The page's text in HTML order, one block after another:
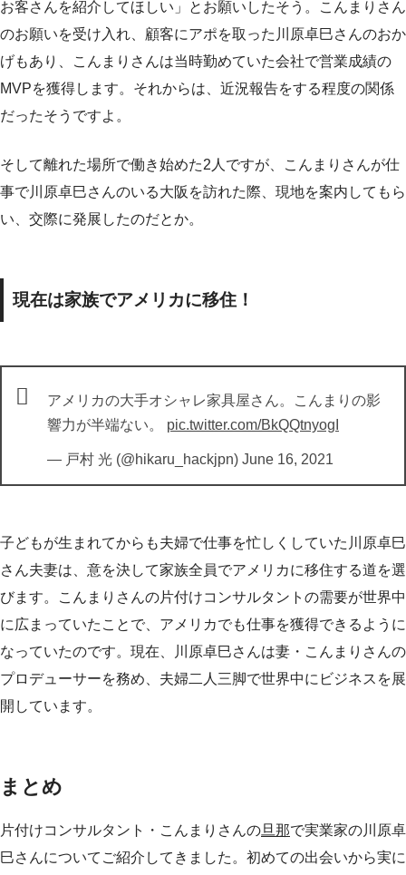
お客さんを紹介してほしい」とお願いしたそう。こんまりさん
のお願いを受け入れ、顧客にアポを取った川原卓巳さんのおか
げもあり、こんまりさんは当時勤めていた会社で営業成績の
MVPを獲得します。それからは、近況報告をする程度の関係
だったそうですよ。
そして離れた場所で働き始めた2人ですが、こんまりさんが仕
事で川原卓巳さんのいる大阪を訪れた際、現地を案内してもら
い、交際に発展したのだとか。
現在は家族でアメリカに移住！
アメリカの大手オシャレ家具屋さん。こんまりの影
響力が半端ない。 pic.twitter.com/BkQQtnyogI
— 戸村 光 (@hikaru_hackjpn) June 16, 2021
子どもが生まれてからも夫婦で仕事を忙しくしていた川原卓巳
さん夫妻は、意を決して家族全員でアメリカに移住する道を選
びます。こんまりさんの片付けコンサルタントの需要が世界中
に広まっていたことで、アメリカでも仕事を獲得できるように
なっていたのです。現在、川原卓巳さんは妻・こんまりさんの
プロデューサーを務め、夫婦二人三脚で世界中にビジネスを展
開しています。
まとめ
片付けコンサルタント・こんまりさんの旦那で実業家の川原卓
巳さんについてご紹介してきました。初めての出会いから実に